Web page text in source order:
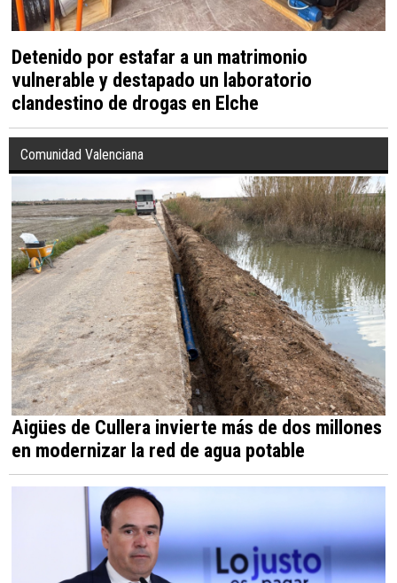
Detenido por estafar a un matrimonio
vulnerable y destapado un laboratorio
clandestino de drogas en Elche
Comunidad Valenciana
Aigües de Cullera invierte más de dos millones
en modernizar la red de agua potable